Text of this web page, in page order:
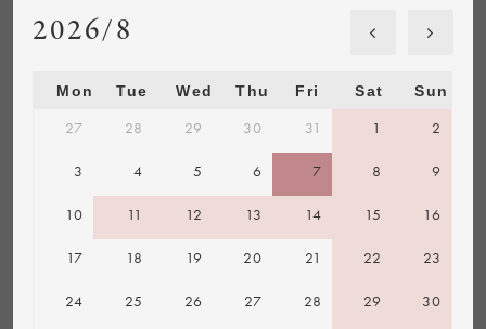
2026/8
Mon Tue Wed Thu Fri Sat Sun
27 28 29 30 31 1 2
3 4 5 6 7 8 9
10 11 12 13 14 15 16
17 18 19 20 21 22 23
24 25 26 27 28 29 30